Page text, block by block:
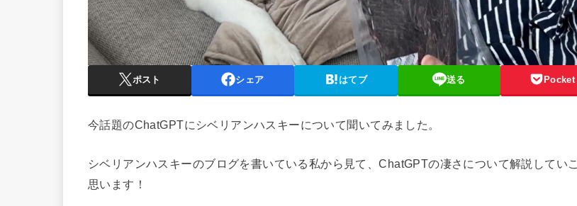
ポスト シェア はてブ 送る Pocket
今話題のChatGPTにシベリアンハスキーについて聞いてみました。
シベリアンハスキーのブログを書いている私から見て、ChatGPTの凄さについて解説してい
思います！